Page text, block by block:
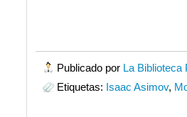
Publicado por La Biblioteca
Etiquetas: Isaac Asimov,